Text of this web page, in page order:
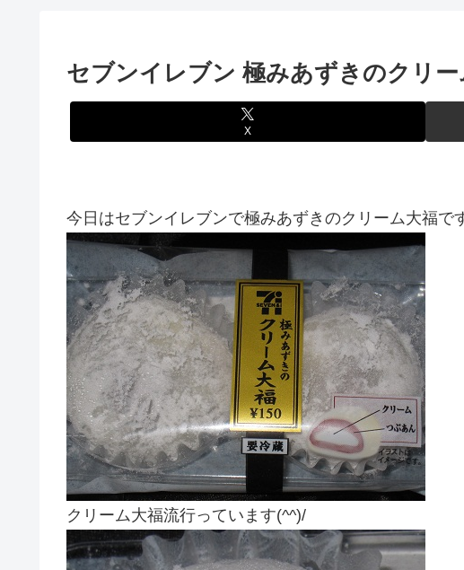
セブンイレブン 極みあずきのクリー
X
今日はセブンイレブンで極みあずきのクリーム大福で
クリーム大福流行っています(^^)/